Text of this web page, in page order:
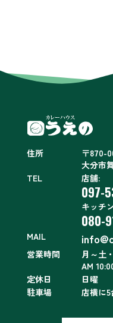
住所
〒870-
大分市
TEL
店舗:
097-
キッチ
080-
MAIL
営業時間
月～土
AM
定休日
日曜
駐車場
店横に5